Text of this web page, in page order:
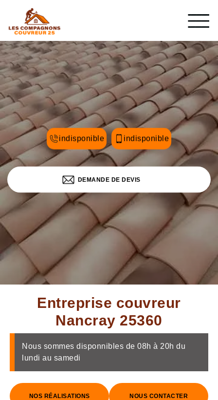
indisponible indisponible
DEMANDE DE DEVIS
Entreprise couvreur
Nancray 25360
Nous sommes disponnibles de 08h à 20h du
lundi au samedi
NOS RÉALISATIONS NOUS CONTACTER